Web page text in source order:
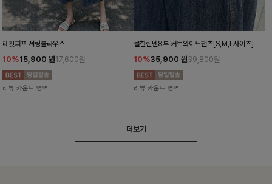
레킷퍼프 셔링블라우스
10%15,900 원17,600원
리뷰 카운트 영역
쿨한린넨8부 커브와이드팬츠[S,M,L사이즈]
10%35,900 원39,800원
리뷰 카운트 영역
더보기